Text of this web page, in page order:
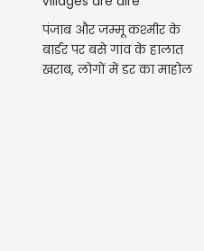
पंजाब और जम्मू कश्मीर के
बार्डर पर बसे गांव के हालात
खराब, लोगों में डर का माहोल